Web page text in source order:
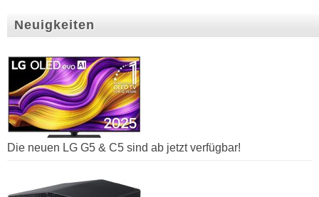
Neuigkeiten
Die neuen LG G5 & C5 sind ab jetzt verfügbar!